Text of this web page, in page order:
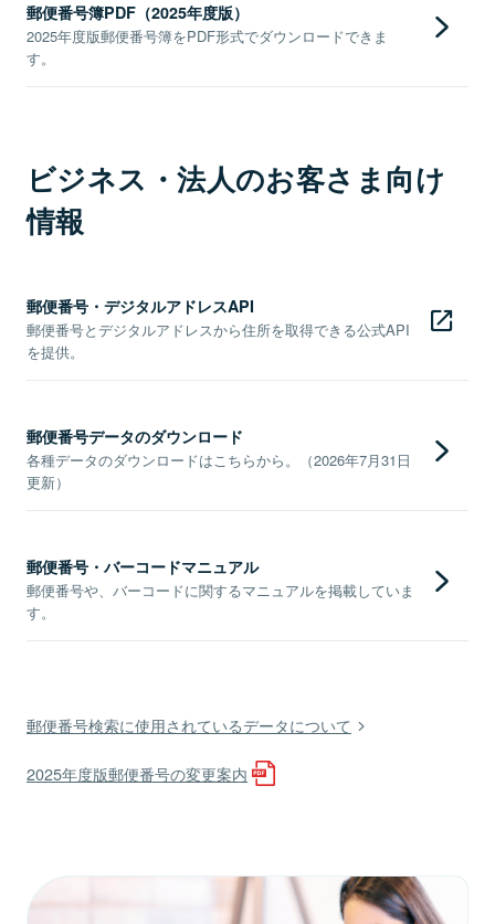
郵便番号簿PDF（2025年度版）
2025年度版郵便番号簿をPDF形式でダウンロードできま
す。
ビジネス・法人のお客さま向け
情報
郵便番号・デジタルアドレスAPI
郵便番号とデジタルアドレスから住所を取得できる公式API
を提供。
郵便番号データのダウンロード
各種データのダウンロードはこちらから。（2026年7月31日
更新）
郵便番号・バーコードマニュアル
郵便番号や、バーコードに関するマニュアルを掲載していま
す。
郵便番号検索に使用されているデータについて
2025年度版郵便番号の変更案内